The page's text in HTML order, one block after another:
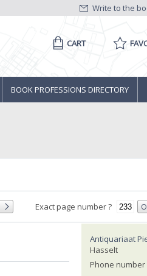
Write to the
CART
BOOK PROFESSIONS DIRECTORY
Exact page number ?
Antiquariaat
Hasselt
Phone number